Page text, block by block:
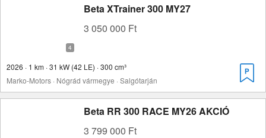
Beta XTrainer 300 MY27
3 050 000 Ft
2026 · 1 km · 31 kW (42 LE) · 300 cm³
Marko-Motors · Nógrád vármegye · Salgótarján
Beta RR 300 RACE MY26 AKCIÓ
3 799 000 Ft